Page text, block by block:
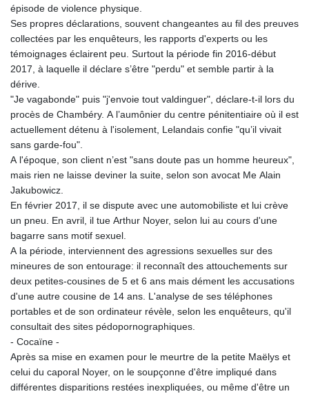
épisode de violence physique.
Ses propres déclarations, souvent changeantes au fil des preuves
collectées par les enquêteurs, les rapports d'experts ou les
témoignages éclairent peu. Surtout la période fin 2016-début
2017, à laquelle il déclare s’être "perdu" et semble partir à la
dérive.
"Je vagabonde" puis "j'envoie tout valdinguer", déclare-t-il lors du
procès de Chambéry. A l’aumônier du centre pénitentiaire où il est
actuellement détenu à l'isolement, Lelandais confie "qu’il vivait
sans garde-fou".
A l'époque, son client n’est "sans doute pas un homme heureux",
mais rien ne laisse deviner la suite, selon son avocat Me Alain
Jakubowicz.
En février 2017, il se dispute avec une automobiliste et lui crève
un pneu. En avril, il tue Arthur Noyer, selon lui au cours d'une
bagarre sans motif sexuel.
A la période, interviennent des agressions sexuelles sur des
mineures de son entourage: il reconnaît des attouchements sur
deux petites-cousines de 5 et 6 ans mais dément les accusations
d'une autre cousine de 14 ans. L'analyse de ses téléphones
portables et de son ordinateur révèle, selon les enquêteurs, qu'il
consultait des sites pédopornographiques.
- Cocaïne -
Après sa mise en examen pour le meurtre de la petite Maëlys et
celui du caporal Noyer, on le soupçonne d'être impliqué dans
différentes disparitions restées inexpliquées, ou même d'être un